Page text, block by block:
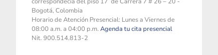
Bogotá, Colombia
Horario de Atención Presencial: Lunes a Viernes de
08:00 a.m. a 04:00 p.m. Agenda tu cita presencial
Nit. 900.514.813-2